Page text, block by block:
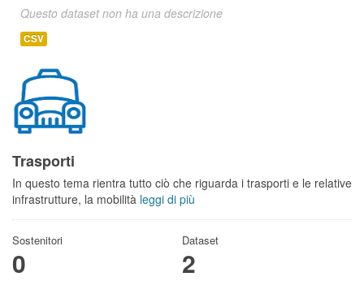
Questo dataset non ha una descrizione
CSV
Trasporti
In questo tema rientra tutto ciò che riguarda i trasporti e le relative
infrastrutture, la mobilità leggi di più
Sostenitori
0
Dataset
2